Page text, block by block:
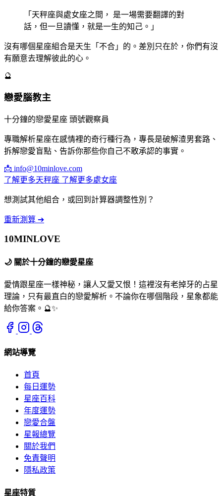
「天秤座與處女座之間， 是一場需要翻譯的對
話，但一旦讀懂，就是一生的知己。」
沒有哪個星座組合是天生「不合」的。差別只在於，你們有沒
有願意去理解彼此的心。
🔮
戀愛腦教主
十分鐘的戀愛星座 頭號觀察員
專職解析星座在感情裡的奇行種行為，專長是破解渣男套路、
拆解戀愛盲點、告訴你那些你自己不敢承認的事實。
📩 info@10minlove.com
了解更多天秤座 了解更多處女座
想測試其他組合，或回到計算器調整性別？
重新測算 ➔
10MINLOVE
🌙 關於十分鐘的戀愛星座
愛情跟星座一樣神秘，讓人又愛又恨！這裡沒有老掉牙的占星
理論，只有最直白的戀愛解析。不論你在哪個階段，星象都能
給你答案。🔮✨
網站導覽
首頁
每日運勢
星座百科
年度運勢
戀愛合盤
星報總覽
關於我們
免責聲明
隱私政策
星座特質